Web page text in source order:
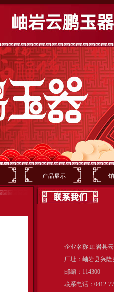
产品展示
企业名称:岫岩县
厂址：岫岩县兴
邮编：114300
联系电话：0412-